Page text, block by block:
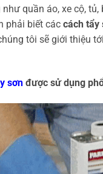
quần áo, xe cộ,
phải biết các cách tẩy
tôi sẽ giới thiệu
sơn được sử dụng